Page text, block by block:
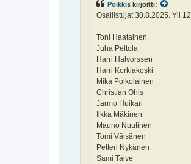
Poikkis kirjoitti:
Osallistujat 30.8.2025. Yli
Toni Haatainen
Juha Peltola
Harri Halvorssen
Harri Korkiakoski
Mika Poikolainen
Christian Ohls
Jarmo Huikari
Ilkka Mäkinen
Mauno Nuutinen
Tomi Väisänen
Petteri Nykänen
Sami Taive